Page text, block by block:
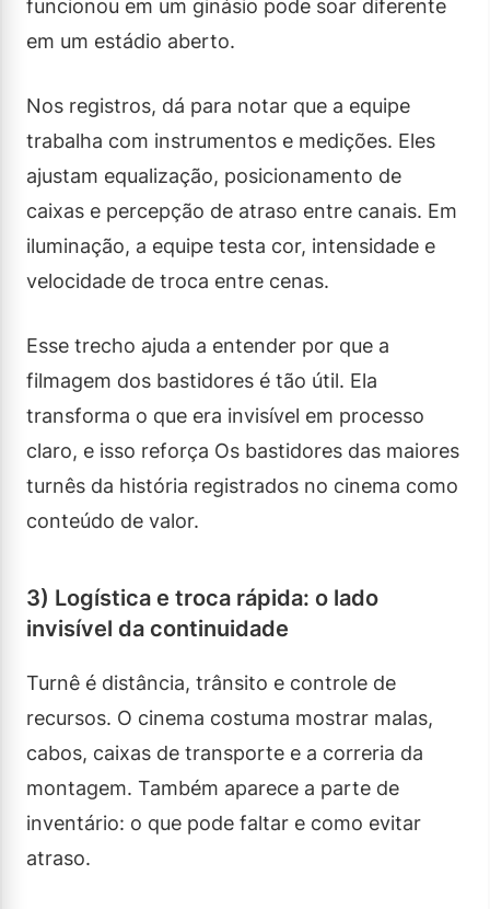
funcionou em um ginásio pode soar diferente
em um estádio aberto.
Nos registros, dá para notar que a equipe
trabalha com instrumentos e medições. Eles
ajustam equalização, posicionamento de
caixas e percepção de atraso entre canais. Em
iluminação, a equipe testa cor, intensidade e
velocidade de troca entre cenas.
Esse trecho ajuda a entender por que a
filmagem dos bastidores é tão útil. Ela
transforma o que era invisível em processo
claro, e isso reforça Os bastidores das maiores
turnês da história registrados no cinema como
conteúdo de valor.
3) Logística e troca rápida: o lado
invisível da continuidade
Turnê é distância, trânsito e controle de
recursos. O cinema costuma mostrar malas,
cabos, caixas de transporte e a correria da
montagem. Também aparece a parte de
inventário: o que pode faltar e como evitar
atraso.